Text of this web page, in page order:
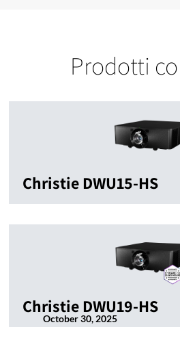
Prodotti
Christie DWU15-HS
Christie DWU19-HS
October 30, 2025